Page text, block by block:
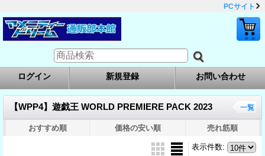
PCサイト
ログイン 新規登録 お問い合わせ
【WPP4】遊戯王 WORLD PREMIERE PACK 2023 一覧
おすすめ順 価格の安い順 売れ筋順
表示件数: